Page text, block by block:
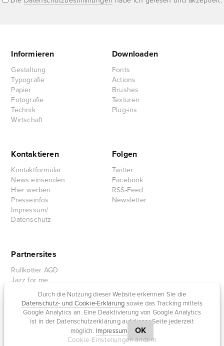
Durch die Nutzung dieser Website erkennen Sie die
Datenschutz- und Cookie-Erklärung sowie das Tracking mittels
Google Analytics an. Eine Deaktivierung von Google Analytics
ist in der Datenschutzerklärung auf dieser Seite jederzeit
möglich. Impressum OK
Cookie-Einstellungen ändern
Informieren
Gestaltung
Typografie
Papier
Fotografie
Technik
Wirtschaft
Downloaden
Fonts
Actions
Brushes
Texturen
Plug-ins
Kontaktieren
Kontaktformular
News einsenden
Hier werben
Presseinfos
Impressum/
Datenschutz
Folgen
Twitter
Facebook
RSS-Feed
Newsletter
Partnersites
Rullkötter AGD
Jazz for me